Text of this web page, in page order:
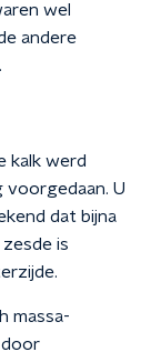
wel
andere
kalk werd
voorgedaan. U
dat bijna
is
massa-